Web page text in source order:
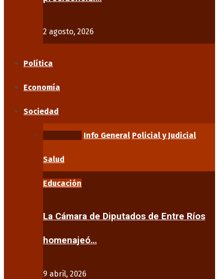
2 agosto, 2026
Política
Economía
Sociedad
Info General Policial y Judicial
Salud
Educación
La Cámara de Diputados de Entre Ríos
homenajeó…
9 abril, 2026